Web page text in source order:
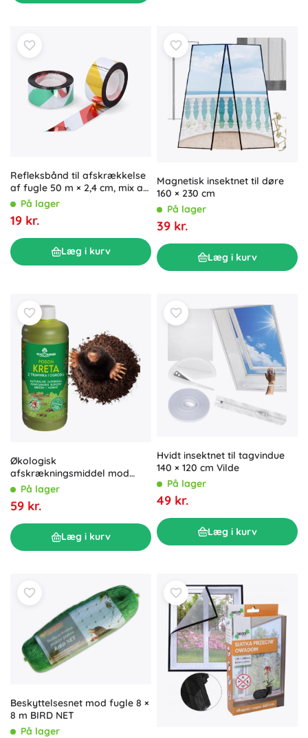
Refleksbånd til afskrækkelse
af fugle 50 m × 2,4 cm, mix af
farver
På lager
19 kr.
Læg i kurv
Magnetisk insektnet til døre
160 × 230 cm
På lager
39 kr.
Læg i kurv
Økologisk
afskrækningsmiddel mod
muldvarpe, markmus og
gnavere Bariera 1 l
På lager
59 kr.
Læg i kurv
Hvidt insektnet til tagvindue
140 × 120 cm Vilde
På lager
49 kr.
Læg i kurv
Beskyttelsesnet mod fugle 8 ×
8 m BIRD NET
På lager